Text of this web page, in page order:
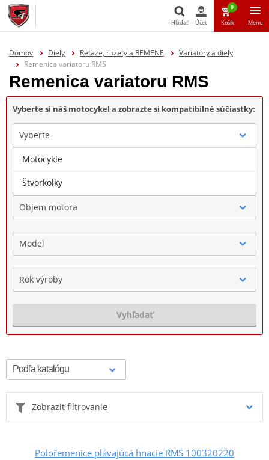
Hľadať
Hľadať Účet
0
Košík Menu
Domov Diely Reťaze, rozety a REMENE
Variatory a diely
Remenica variatoru RMS
Remenica variatoru RMS
Vyberte si náš motocykel a zobrazte si kompatibilné súčiastky:
Vyberte
Značka
Objem motora
Model
Rok výroby
Vyhľadať
Zobraziť filtrovanie
Polořemenice plávajúcá hnacie RMS 100320220
Motocykle
Štvorkolky